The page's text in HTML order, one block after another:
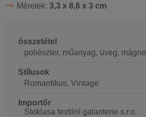
Méretek: 3,3 x 8,6 x 3 cm
összetétel
poliészter, műanyag, üveg,
Stílusok
Romantikus, Vintage
Importőr
Stoklasa textilní galanterie s.r.o.